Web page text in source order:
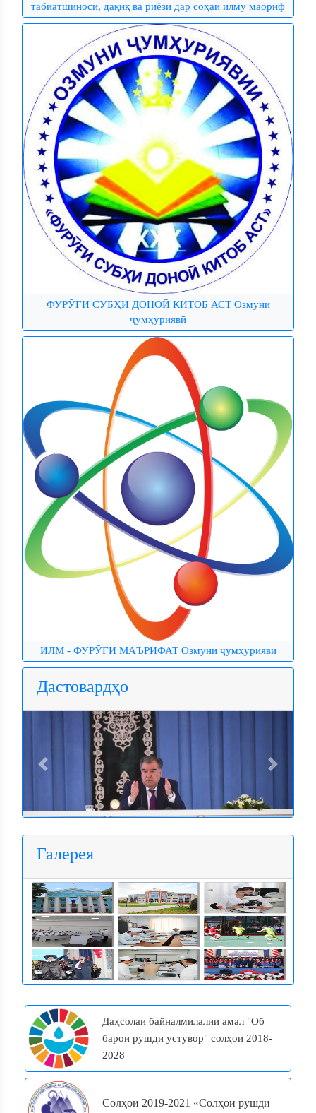
табиатшиносӣ, дақиқ ва риёзӣ дар соҳаи илму маориф
ФУРӮҒИ СУБҲИ ДОНОӢ КИТОБ АСТ Озмуни
ҷумҳуриявӣ
ИЛМ - ФУРӮҒИ МАЪРИФАТ Озмуни ҷумҳуриявӣ
Дастовардҳо
Иштироки асосгузори сулҳу ваҳдати
миллӣ ...
Previous Next
Галерея
Даҳсолаи байналмилалии амал "Об
барои рушди устувор" солҳои 2018-
2028
Солҳои 2019-2021 «Солҳои рушди